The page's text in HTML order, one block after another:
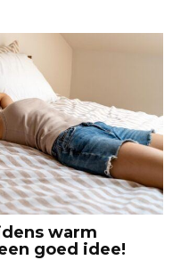
warm
goed idee!